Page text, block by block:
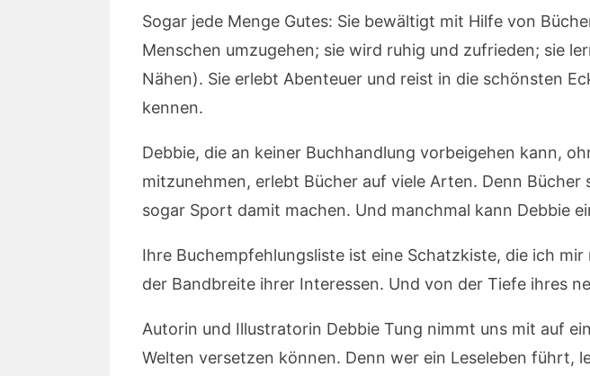
Sogar jede Menge Gutes: Sie bewältigt mit Hilfe von
Menschen umzugehen; sie wird ruhig und zufrieden; sie
Nähen). Sie erlebt Abenteuer und reist in die schönsten
kennen.
Debbie, die an keiner Buchhandlung vorbeigehen kann,
mitzunehmen, erlebt Bücher auf viele Arten. Denn
sogar Sport damit machen. Und manchmal kann Debbie
Ihre Buchempfehlungsliste ist eine Schatzkiste, die ich
der Bandbreite ihrer Interessen. Und von der Tiefe ihres
Autorin und Illustratorin Debbie Tung nimmt uns mit auf
Welten versetzen können. Denn wer ein Leseleben führt,